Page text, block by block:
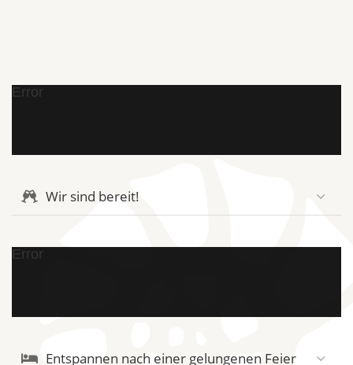
Error
Wir sind bereit!
Error
Entspannen nach einer gelungenen Feier